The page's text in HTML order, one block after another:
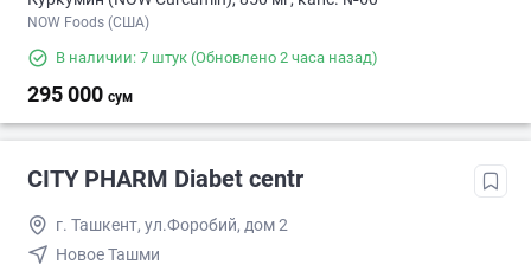
NOW Foods (США)
В наличии: 7 штук (Обновлено 2 часа назад)
295 000 сум
CITY PHARM Diabet centr
г. Ташкент, ул.Форобий, дом 2
Новое Ташми